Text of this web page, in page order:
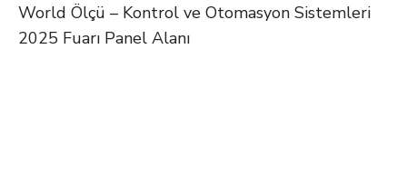
World Ölçü – Kontrol ve Otomasyon Sistemleri
2025 Fuarı Panel Alanı